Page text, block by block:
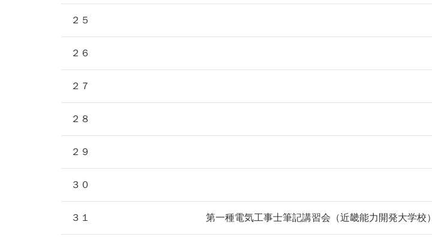
２５
２６
２７
２８
２９
３０
３１ 第一種電気工事士筆記講習会（近畿能力開発大学校）